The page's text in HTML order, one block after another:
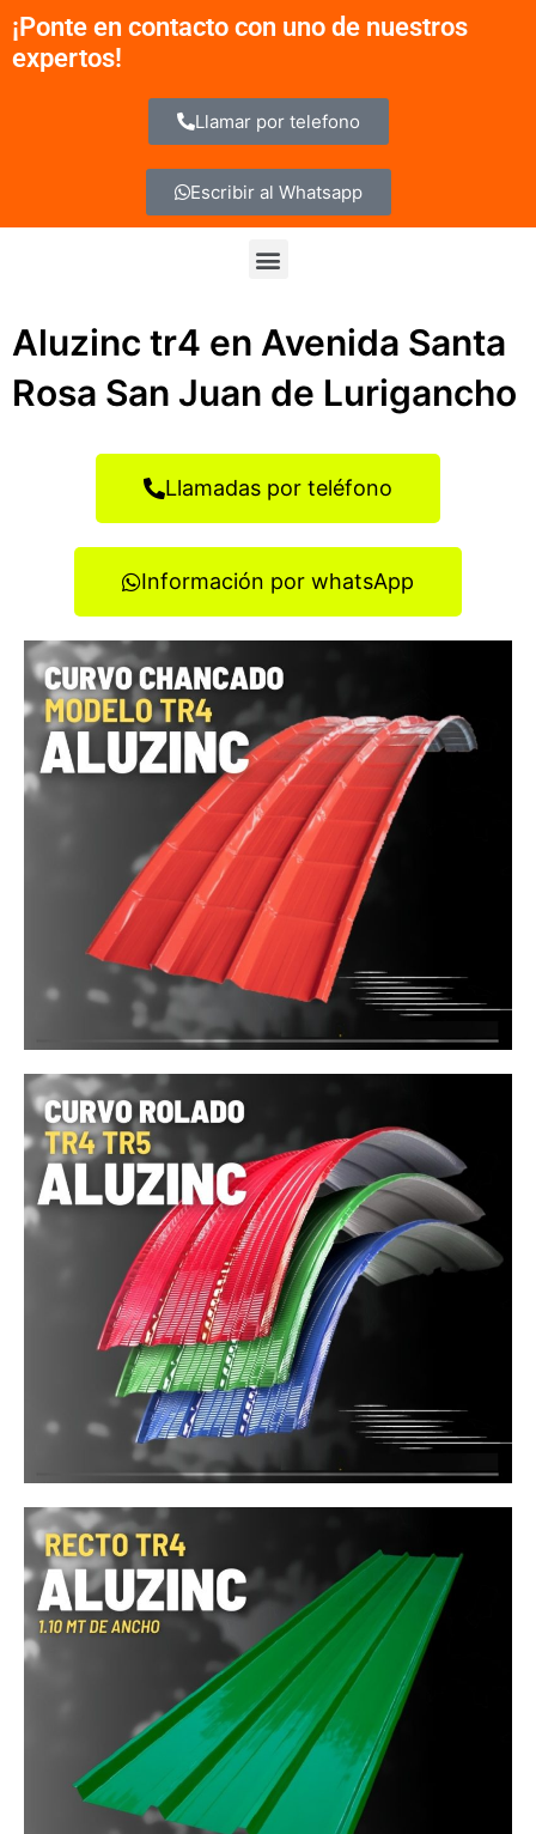
contenido
¡Ponte en contacto con uno de nuestros
expertos!
Llamar por telefono
Escribir al Whatsapp
Menu
Aluzinc tr4 en Avenida Santa
Rosa San Juan de Lurigancho
Llamadas por teléfono
Información por whatsApp